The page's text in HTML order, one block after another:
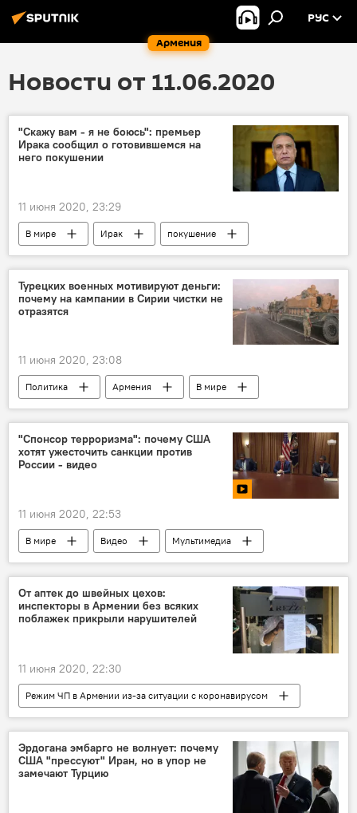
Армения
РУС
Новости от 11.06.2020
"Скажу вам - я не боюсь": премьер
Ирака сообщил о готовившемся на
него покушении
11 июня 2020, 23:29
В мире Ирак
покушение
Премьер
Турецких военных мотивируют деньги:
почему на кампании в Сирии чистки не
отразятся
11 июня 2020, 23:08
Политика Армения
В мире
армия
"Спонсор терроризма": почему США
хотят ужесточить санкции против
России - видео
11 июня 2020, 22:53
В мире Видео
Мультимедиа
США
От аптек до швейных цехов:
инспекторы в Армении без всяких
поблажек прикрыли нарушителей
11 июня 2020, 22:30
Режим ЧП в Армении из-за ситуации с коронавирусом
Общество
Армения
Алексанян Самвел
Эрдогана эмбарго не волнует: почему
США "прессуют" Иран, но в упор не
замечают Турцию